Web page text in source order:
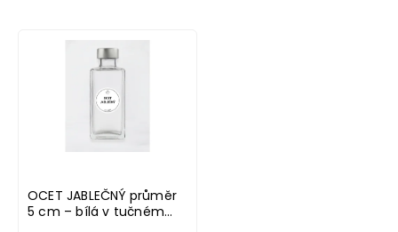
OCET JABLEČNÝ průměr
5 cm – bílá v tučném